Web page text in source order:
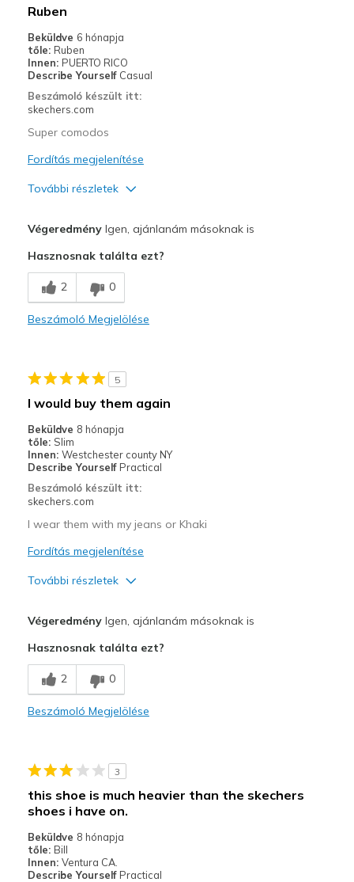
Ruben
Beküldve 6 hónapja
tőle: Ruben
Innen: PUERTO RICO
Describe Yourself Casual
Beszámoló készült itt:
skechers.com
Super comodos
Fordítás megjelenítése
További részletek
Kontra
Wear Out Quickly
Special Occasions
Sizing
View On Shoes
I'm Really Into Shoes
VégeredményIgen, ajánlanám másoknak is
Hasznosnak találta ezt?
2 0
Beszámoló Megjelölése
5
I would buy them again
Beküldve 8 hónapja
tőle: Slim
Innen: Westchester county NY
Describe Yourself Practical
Beszámoló készült itt:
skechers.com
I wear them with my jeans or Khaki
Fordítás megjelenítése
További részletek
Breathe Well
Comfortable
Kontra
Fits fine day one
Legjobb használat
Casual Wear
VégeredményIgen, ajánlanám másoknak is
Hasznosnak találta ezt?
2 0
Beszámoló Megjelölése
3
this shoe is much heavier than the skechers
shoes i have on.
Beküldve 8 hónapja
tőle: Bill
Innen: Ventura CA.
Describe Yourself Practical